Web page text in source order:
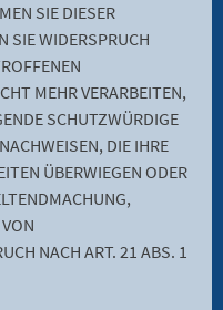
SIE DIESER
SIE WIDERSPRUCH
MEHR VERARBEITEN,
SCHUTZWÜRDIGE
DIE IHRE
ÜBERWIEGEN ODER
NACH ART. 21 ABS. 1